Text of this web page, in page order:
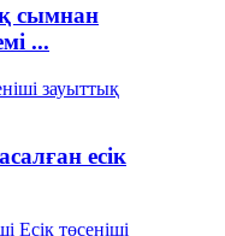
сымнан
...
есік